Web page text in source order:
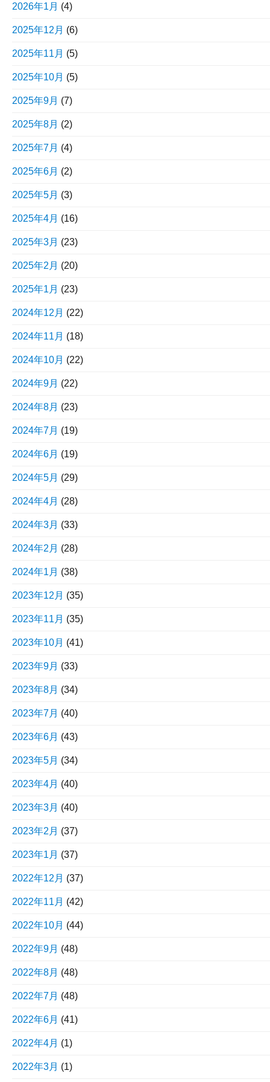
2026年1月 (4)
2025年12月 (6)
2025年11月 (5)
2025年10月 (5)
2025年9月 (7)
2025年8月 (2)
2025年7月 (4)
2025年6月 (2)
2025年5月 (3)
2025年4月 (16)
2025年3月 (23)
2025年2月 (20)
2025年1月 (23)
2024年12月 (22)
2024年11月 (18)
2024年10月 (22)
2024年9月 (22)
2024年8月 (23)
2024年7月 (19)
2024年6月 (19)
2024年5月 (29)
2024年4月 (28)
2024年3月 (33)
2024年2月 (28)
2024年1月 (38)
2023年12月 (35)
2023年11月 (35)
2023年10月 (41)
2023年9月 (33)
2023年8月 (34)
2023年7月 (40)
2023年6月 (43)
2023年5月 (34)
2023年4月 (40)
2023年3月 (40)
2023年2月 (37)
2023年1月 (37)
2022年12月 (37)
2022年11月 (42)
2022年10月 (44)
2022年9月 (48)
2022年8月 (48)
2022年7月 (48)
2022年6月 (41)
2022年4月 (1)
2022年3月 (1)